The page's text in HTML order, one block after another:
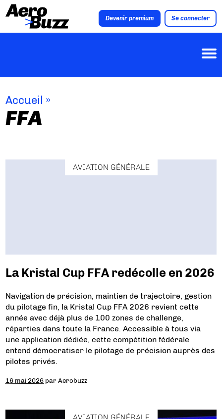
Devenir premium Se connecter
Accueil »
FFA
AVIATION GÉNÉRALE
La Kristal Cup FFA redécolle en 2026
Navigation de précision, maintien de trajectoire, gestion
du pilotage fin, la Kristal Cup FFA 2026 revient cette
année avec déjà plus de 100 zones de challenge,
réparties dans toute la France. Accessible à tous via
une application dédiée, cette compétition fédérale
entend démocratiser le pilotage de précision auprès des
pilotes privés.
16 mai 2026 parAerobuzz